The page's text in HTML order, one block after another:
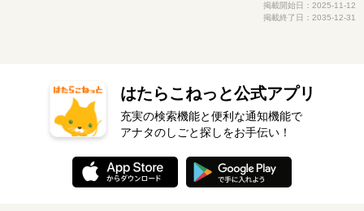
掲載開始日：2025-11-12
掲載終了日：2035-12-31
はたらこねっと公式アプリ
充実の検索機能と便利な通知機能で
アナタのしごと探しをお手伝い！